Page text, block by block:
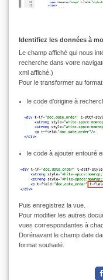
Identifiez les données à
Le champ affiché qui nous
recherche dans votre
xml affiché.)
Pour le transformer au
le code d’origine à
le code à ajouter entouré
Puis enregistrez la vue.
Pour modifier les autres
vues correspondantes à
Dorénavant le champ date
format souhaité.